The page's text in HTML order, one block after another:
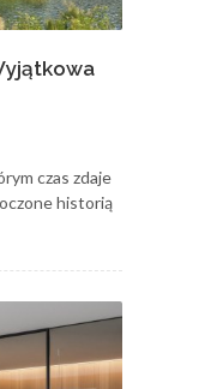
czas zdaje
historią